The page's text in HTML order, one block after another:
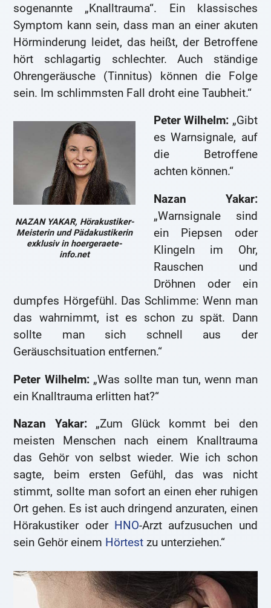
sogenannte „Knalltrauma“. Ein klassisches
Symptom kann sein, dass man an einer akuten
Hörminderung leidet, das heißt, der Betroffene
hört schlagartig schlechter. Auch ständige
Ohrengeräusche (Tinnitus) können die Folge
sein. Im schlimmsten Fall droht eine Taubheit.“
NAZAN YAKAR, Hörakustiker-
Meisterin und Pädakustikerin
exklusiv in hoergeraete-
info.net
Peter Wilhelm: „Gibt
es Warnsignale, auf
die Betroffene
achten können.“
Nazan Yakar:
„Warnsignale sind
ein Piepsen oder
Klingeln im Ohr,
Rauschen und
Dröhnen oder ein
dumpfes Hörgefühl. Das Schlimme: Wenn man
das wahrnimmt, ist es schon zu spät. Dann
sollte man sich schnell aus der
Geräuschsituation entfernen.“
Peter Wilhelm:„Was sollte man tun, wenn man
ein Knalltrauma erlitten hat?“
Nazan Yakar:„Zum Glück kommt bei den
meisten Menschen nach einem Knalltrauma
das Gehör von selbst wieder. Wie ich schon
sagte, beim ersten Gefühl, das was nicht
stimmt, sollte man sofort an einen eher ruhigen
Ort gehen. Es ist auch dringend anzuraten, einen
Hörakustiker oder HNO-Arzt aufzusuchen und
sein Gehör einem Hörtest zu unterziehen.“